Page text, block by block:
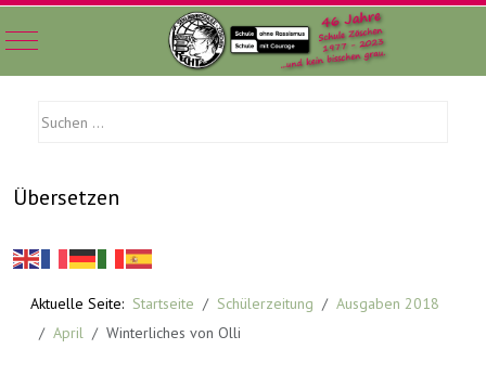
Mobile Menu Toggle
Übersetzen
Aktuelle Seite: Startseite Schülerzeitung
Ausgaben 2018
April
Winterliches von Olli